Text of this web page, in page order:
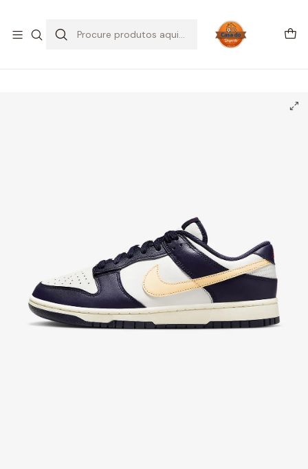
Início CALÇADO Nike
Dunk Low
Nike Dunk Low Retro From Nike To You Midnight Navy